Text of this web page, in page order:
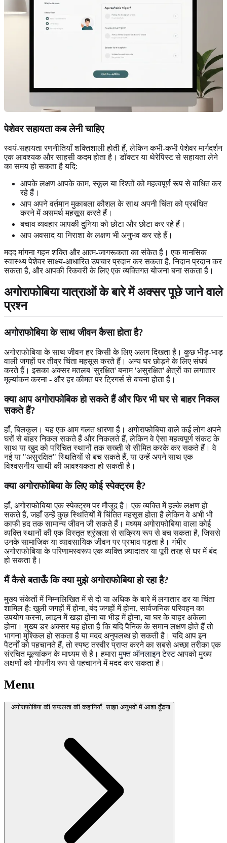
पेशेवर सहायता कब लेनी चाहिए
स्वयं-सहायता रणनीतियाँ शक्तिशाली होती हैं, लेकिन कभी-कभी पेशेवर मार्गदर्शन
एक आवश्यक और साहसी कदम होता है। डॉक्टर या थेरेपिस्ट से सहायता लेने
का समय हो सकता है यदि:
आपके लक्षण आपके काम, स्कूल या रिश्तों को महत्वपूर्ण रूप से बाधित कर
रहे हैं।
आप अपने वर्तमान मुकाबला कौशल के साथ अपनी चिंता को प्रबंधित
करने में असमर्थ महसूस करते हैं।
बचाव व्यवहार आपकी दुनिया को छोटा और छोटा कर रहे हैं।
आप अवसाद या निराशा के लक्षण भी अनुभव कर रहे हैं।
मदद मांगना गहन शक्ति और आत्म-जागरूकता का संकेत है। एक मानसिक
स्वास्थ्य पेशेवर साक्ष्य-आधारित उपचार प्रदान कर सकता है, निदान प्रदान कर
सकता है, और आपकी रिकवरी के लिए एक व्यक्तिगत योजना बना सकता है।
अगोराफोबिया यात्राओं के बारे में अक्सर पूछे जाने वाले
प्रश्न
अगोराफोबिया के साथ जीवन कैसा होता है?
अगोराफोबिया के साथ जीवन हर किसी के लिए अलग दिखता है। कुछ भीड़-भाड़
वाली जगहों पर तीव्र चिंता महसूस करते हैं। अन्य घर छोड़ने के लिए संघर्ष
करते हैं। इसका अक्सर मतलब 'सुरक्षित' बनाम 'असुरक्षित' क्षेत्रों का लगातार
मूल्यांकन करना - और हर कीमत पर ट्रिगर्स से बचना होता है।
क्या आप अगोराफोबिक हो सकते हैं और फिर भी घर से बाहर निकल
सकते हैं?
हाँ, बिलकुल। यह एक आम गलत धारणा है। अगोराफोबिया वाले कई लोग अपने
घरों से बाहर निकल सकते हैं और निकलते हैं, लेकिन वे ऐसा महत्वपूर्ण संकट के
साथ या खुद को परिचित स्थानों तक सख्ती से सीमित करके कर सकते हैं। वे
नई या "असुरक्षित" स्थितियों से बच सकते हैं, या उन्हें अपने साथ एक
विश्वसनीय साथी की आवश्यकता हो सकती है।
क्या अगोराफोबिया के लिए कोई स्पेक्ट्रम है?
हाँ, अगोराफोबिया एक स्पेक्ट्रम पर मौजूद है। एक व्यक्ति में हल्के लक्षण हो
सकते हैं, जहाँ उन्हें कुछ स्थितियों में चिंतित महसूस होता है लेकिन वे अभी भी
काफी हद तक सामान्य जीवन जी सकते हैं। मध्यम अगोराफोबिया वाला कोई
व्यक्ति स्थानों की एक विस्तृत श्रृंखला से सक्रिय रूप से बच सकता है, जिससे
उनके सामाजिक या व्यावसायिक जीवन पर प्रभाव पड़ता है। गंभीर
अगोराफोबिया के परिणामस्वरूप एक व्यक्ति ज़्यादातर या पूरी तरह से घर में बंद
हो सकता है।
मैं कैसे बताऊँ कि क्या मुझे अगोराफोबिया हो रहा है?
मुख्य संकेतों में निम्नलिखित में से दो या अधिक के बारे में लगातार डर या चिंता
शामिल है: खुली जगहों में होना, बंद जगहों में होना, सार्वजनिक परिवहन का
उपयोग करना, लाइन में खड़ा होना या भीड़ में होना, या घर के बाहर अकेला
होना। मुख्य डर अक्सर यह होता है कि यदि पैनिक के समान लक्षण होते हैं तो
भागना मुश्किल हो सकता है या मदद अनुपलब्ध हो सकती है। यदि आप इन
पैटर्नों को पहचानते हैं, तो स्पष्ट तस्वीर प्राप्त करने का सबसे अच्छा तरीका एक
संरचित मूल्यांकन के माध्यम से है। हमारामुफ्त ऑनलाइन टेस्टआपको मुख्य
लक्षणों को गोपनीय रूप से पहचानने में मदद कर सकता है।
Menu
अगोराफोबिया की सफलता की कहानियाँ: साझा अनुभवों में आशा ढूँढना